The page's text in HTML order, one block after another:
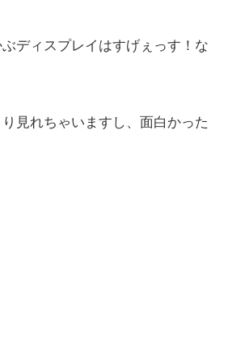
ディスプレイはすげぇっす！な
見れちゃいますし、面白かった